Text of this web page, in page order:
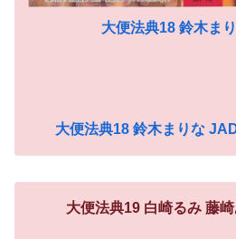
大便法典18 鈴木ま
大便法典18 鈴木まりな
大便法典19 白崎るみ 藤